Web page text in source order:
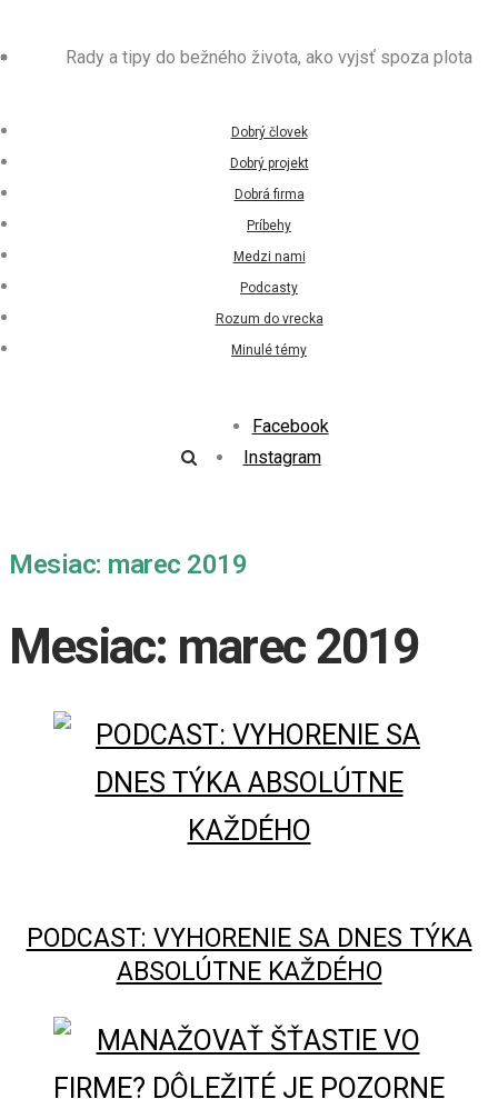
Rady a tipy do bežného života, ako vyjsť spoza plota
Dobrý človek
Dobrý projekt
Dobrá firma
Príbehy
Medzi nami
Podcasty
Rozum do vrecka
Minulé témy
Facebook
Instagram
Mesiac: marec 2019
Mesiac: marec 2019
PODCAST: VYHORENIE SA DNES TÝKA
ABSOLÚTNE KAŽDÉHO